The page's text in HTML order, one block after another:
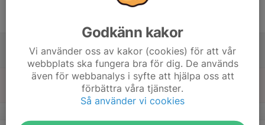
Godkänn kakor
Vi använder oss av kakor (cookies) för att vår
webbplats ska fungera bra för dig. De används
även för webbanalys i syfte att hjälpa oss att
förbättra våra tjänster.
Så använder vi cookies